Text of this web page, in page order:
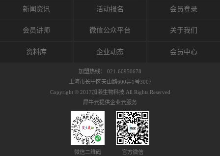
原因，简单分为外因和内因。外因1，贴布贴布
括：1）面料的伸展率、回缩率、纤维的刺激
能会给皮肤带来过度的刺激，从而引起过敏瘙
间传递适当的修复信息。可以收集各自所需的
因子级联；细胞因子的连锁反应）。 如果这种
者甚至提供不需要的物质。 因此，身体所需的
自然愈合能力不仅不能发挥作用，反而会造成
恶化的环境。Kinesio肌内效贴的作用，就是解
决这些问题。 KinesioTaping ® （Kinesio贴扎
疗法）的概念是空（空间），动（流动），冷
（抑制热的上升），为了实现这些，贴布的质
作出来。 特别地，Kinesio Medical
Tappling®（Kinesio医疗贴扎）通过从皮肤表面
长时间给予适...
流体的空间构成的。如果作为脏器，这是人体
最大的脏器，约占体重的20%（相比之下，皮
内流通，有助于细胞的再生和恢复。“1”“雪花”
周围进行轻柔的刺激，改善受影响的关节和肌
到辅助修复损伤组织的作用。对组织的营养供
膜，韧带和关节周围皮下组织的关节囊。 流
体力学理论加濑博士-Kinesio肌内效贴布的发明
人流体力学理论是以对日常生活产生反复影响
的纤细筋膜的性质为焦点。 筋膜容易受到外部
新闻资讯 活动报名 会员登录
会员讲师 微信公众平台 关于我们
资料库 企业动态 会员中心
加盟热线： 021-60950678
上海市长宁区天山路600弄1号3007
Copyright © 2017加濑生物科技.All Rights Reserved
犀牛云提供企业云服务
微信二维码 官方微信